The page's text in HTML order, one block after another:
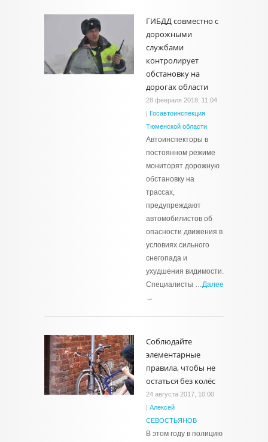
ГИБДД совместно с
дорожными
службами
контролирует
обстановку на
дорогах области
28 февраля 2018, 11:04
| Госавтоинспекция
Тюменской области
Автоинспекторы в
постоянном режиме
мониторят дорожную
обстановку на
трассах,
предупреждают
автомобилистов об
опасности движения в
условиях сильного
снегопада и
ухудшения видимости.
Специалисты …Далее
→
Соблюдайте
элементарные
правила, чтобы не
остаться без колёс
24 августа 2017, 10:00
| Алексей
СЕВОСТЬЯНОВ
В этом году в полицию